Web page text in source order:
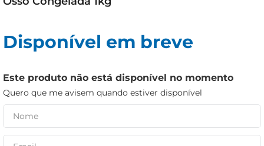
Disponível em breve
Este produto não está disponível no momento
Quero que me avisem quando estiver disponível
arroz
papel higiênico
cerveja